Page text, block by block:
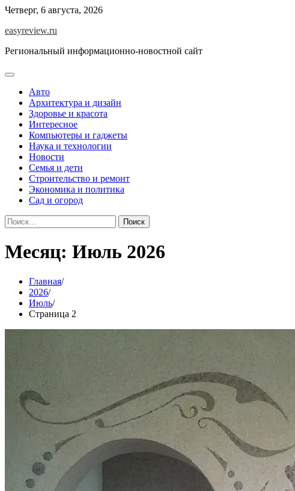
Перейти
содержимому
Четверг, 6 августа, 2026
easyreview.ru
Региональный информационно-новостной сайт
Авто
Архитектура и дизайн
Здоровье и красота
Интересное
Компьютеры и гаджеты
Наука и технологии
Новости
Семья и дети
Строительство и ремонт
Экономика и политика
Сад и огород
Найти:
Месяц: Июль 2026
Главная
2026
Июль
Страница 2